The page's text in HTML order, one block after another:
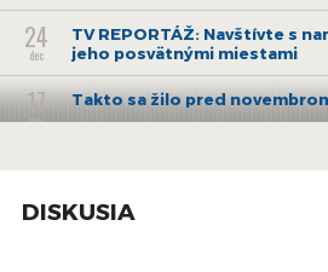
24
dec
TV REPORTÁŽ: Navštívte s
jeho posvätnými miestami
17
nov
Takto sa žilo pred
27
6
DISKUSIA